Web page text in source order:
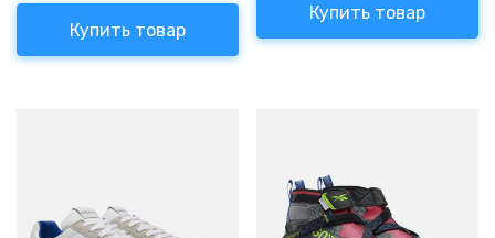
Купить товар
Купить товар